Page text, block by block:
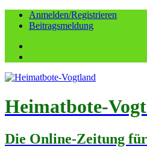
Anmelden/Registrieren
Beitragsmeldung
Heimatbote-
Die Online-Zeitung